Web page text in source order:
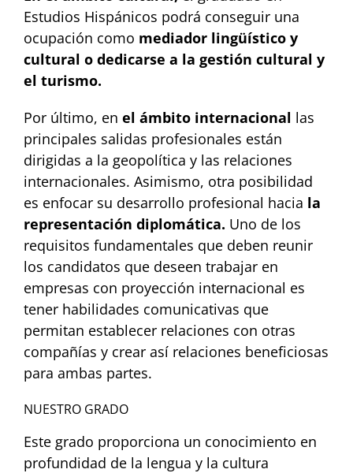
Estudios Hispánicos podrá conseguir una
ocupación como mediador lingüístico y
cultural o dedicarse a la gestión cultural y
el turismo.
Por último, en el ámbito internacional las
principales salidas profesionales están
dirigidas a la geopolítica y las relaciones
internacionales. Asimismo, otra posibilidad
es enfocar su desarrollo profesional hacia la
representación diplomática. Uno de los
requisitos fundamentales que deben reunir
los candidatos que deseen trabajar en
empresas con proyección internacional es
tener habilidades comunicativas que
permitan establecer relaciones con otras
compañías y crear así relaciones beneficiosas
para ambas partes.
NUESTRO GRADO
Este grado proporciona un conocimiento en
profundidad de la lengua y la cultura